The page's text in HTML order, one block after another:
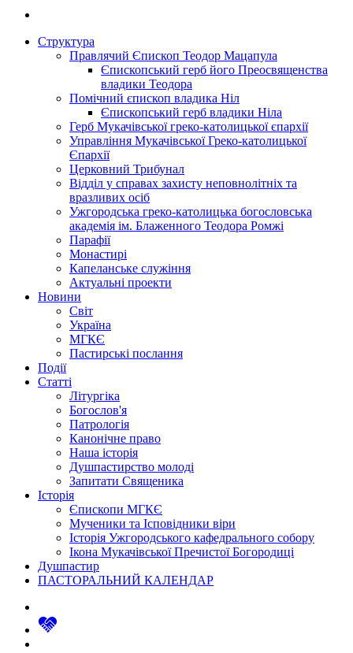
Структура
Правлячий Єпископ Теодор Мацапула
Єпископський герб його Преосвященства
владики Теодора
Помічний єпископ владика Ніл
Єпископський герб владики Ніла
Герб Мукачівської греко-католицької єпархії
Управління Мукачівської Греко-католицької
Єпархії
Церковний Трибунал
Відділ у справах захисту неповнолітніх та
вразливих осіб
Ужгородська греко-католицька богословська
академія ім. Блаженного Теодора Ромжі
Парафії
Монастирі
Капеланське служіння
Актуальні проекти
Новини
Світ
Україна
МГКЄ
Пастирські послання
Події
Статті
Літургіка
Богослов'я
Патрологія
Канонічне право
Наша історія
Душпастирство молоді
Запитати Священика
Історія
Єпископи МГКЄ
Мученики та Ісповідники віри
Історія Ужгородського кафедрального собору
Ікона Мукачівської Пречистої Богородиці
Душпастир
ПАСТОРАЛЬНИЙ КАЛЕНДАР